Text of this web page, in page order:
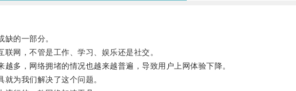
的一部分。
网，不管是工作、学习、娱乐还是社交。
多，网络拥堵的情况也越来越普遍，导致用户上网体验下降。
为我们解决了这个问题。